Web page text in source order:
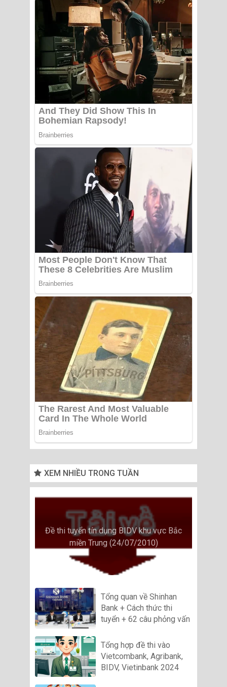
XEM NHIỀU TRONG TUẦN
Đề thi tuyển tín dụng BIDV khu vực Bắc
miền Trung (24/07/2010)
Tổng quan về Shinhan
Bank + Cách thức thi
tuyển + 62 câu phỏng vấn
Tổng hợp đề thi vào
Vietcombank, Agribank,
BIDV, Vietinbank 2024